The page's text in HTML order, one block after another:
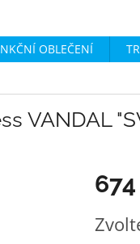
OBLEČENÍ
VANDAL
cena: